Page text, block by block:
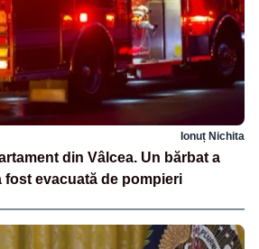
Ionuț Nichita
din Vâlcea. Un bărbat a
fost evacuată de pompieri